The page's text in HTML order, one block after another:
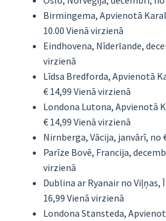
Birmingema, Apvienotā
10.00 Vienā virzienā
Eindhovena, Nīderlande,
virzienā
Līdsa Bredforda, Apvienotā
€ 14,99 Vienā virzienā
Londona Lutona, Apvienotā
€ 14,99 Vienā virzienā
Nirnberga, Vācija, janvārī, no
Parīze Bovē, Francija,
virzienā
Dublina ar Ryanair no Viļņas,
16,99 Vienā virzienā
Londona Stansteda,